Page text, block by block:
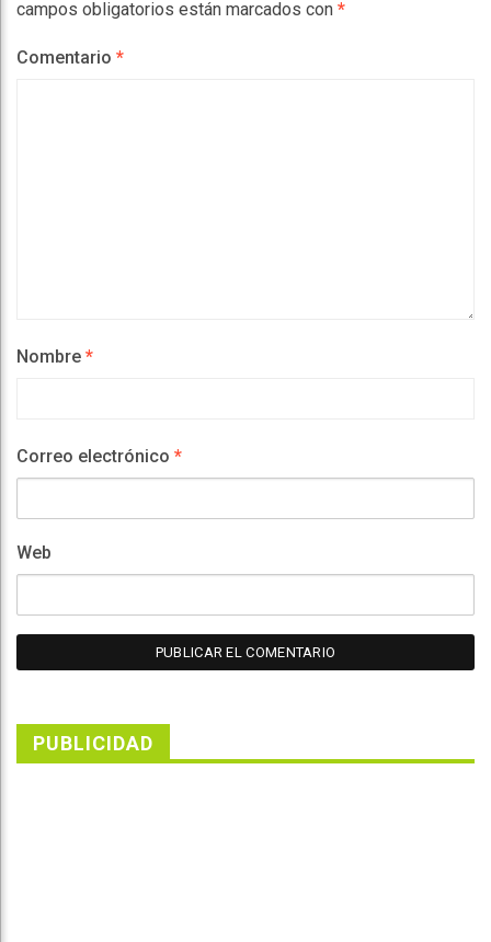
campos obligatorios están marcados con *
Comentario *
Nombre *
Correo electrónico *
Web
PUBLICIDAD